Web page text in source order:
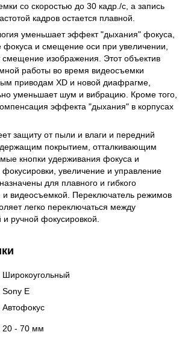
со скоростью до 30 кадр./с, а запись
кадров остается плавной.
уменьшает эффект "дыхания" фокуса,
и смещение оси при увеличении,
смещение изображения. Этот объектив
работы во время видеосъемки
приводам XD и новой диафрагме,
уменьшает шум и вибрацию. Кроме того,
эффекта "дыхания" в корпусах
защиту от пыли и влаги и передний
покрытием, отталкивающим
кнопки удерживания фокуса и
увеличение и управление
для плавного и гибкого
видеосъемкой. Переключатель режимов
легко переключаться между
ручной фокусировкой.
Широкоугольный
Sony E
Автофокус
20 - 70 мм